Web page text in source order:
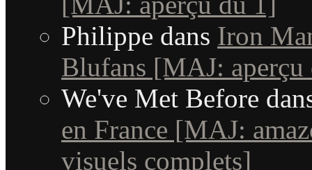
Philippe dans Iron
Blufans [MAJ: aperçu
We've Met Before
en France [MAJ:
visuels complets]